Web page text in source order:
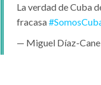
La verdad de Cuba
fracasa
— Miguel Díaz-